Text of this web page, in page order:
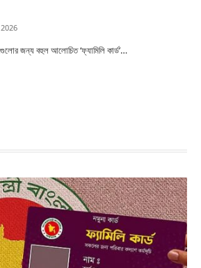
জন্য বহুল আলোচিত ‘ফ্যামিলি কার্ড’…